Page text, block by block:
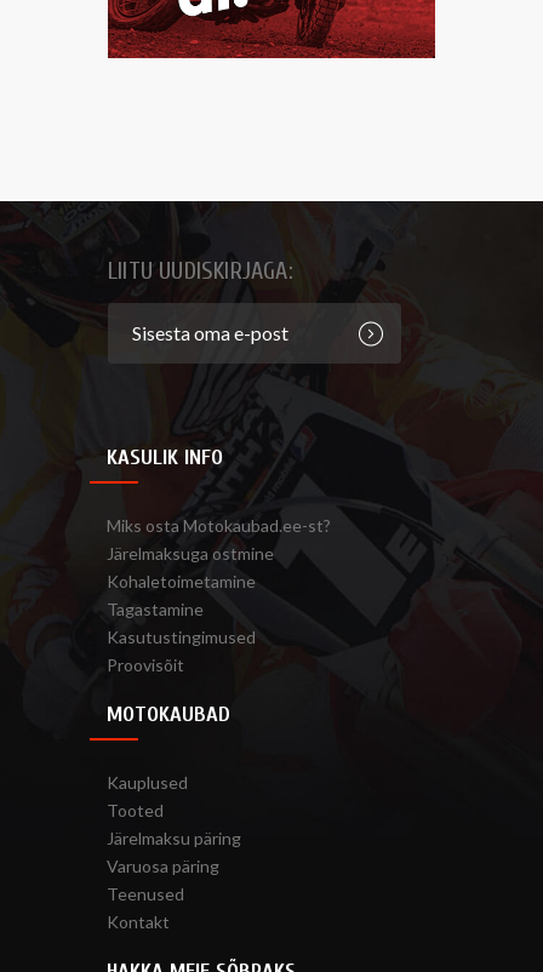
LIITU UUDISKIRJAGA:
KASULIK INFO
Miks osta Motokaubad.ee-st?
Järelmaksuga ostmine
Kohaletoimetamine
Tagastamine
Kasutustingimused
Proovisõit
MOTOKAUBAD
Kauplused
Tooted
Järelmaksu päring
Varuosa päring
Teenused
Kontakt